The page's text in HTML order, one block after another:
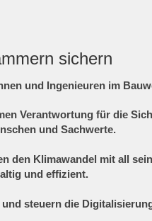
sichern
und Ingenieuren im
Verantwortung für die
und Sachwerte.
den Klimawandel mit all
und effizient.
steuern die